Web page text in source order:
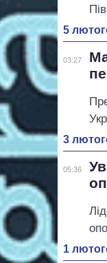
5
03:27
3
05:36
1